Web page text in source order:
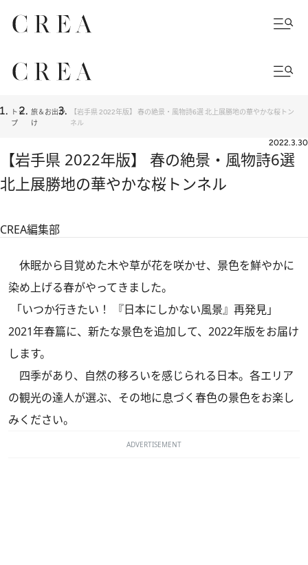
トッ
プ
旅＆お出か
け
【岩手県 2022年版】 春の絶景・風物詩6選 北上展勝地の華やかな桜トン
ネル
2022.3.30
【岩手県 2022年版】 春の絶景・風物詩6選
北上展勝地の華やかな桜トンネル
CREA編集部
休眠から目覚めた木や草が花を咲かせ、景色を鮮やかに
染め上げる春がやってきました。
「いつか行きたい！ 『日本にしかない風景』再発見」
2021年春篇に、新たな景色を追加して、2022年版をお届け
します。
四季があり、自然の移ろいを感じられる日本。各エリア
の観光の達人が選ぶ、その地に息づく春色の景色をお楽し
みください。
ADVERTISEMENT